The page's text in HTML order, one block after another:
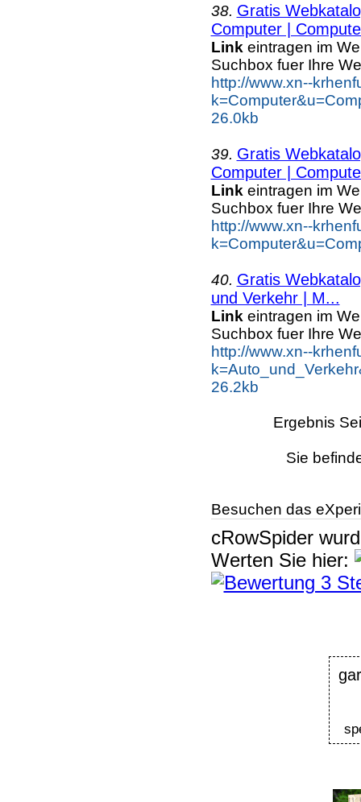
38. Gratis
Computer |
Link eintragen im
Suchbox fuer Ihre
http://www.xn--
26.0kb
39. Gratis
Computer |
Link eintragen im
Suchbox fuer Ihre
http://www.xn--
40. Gratis
und Verkehr | M...
Link eintragen im
Suchbox fuer Ihre
http://www.xn--
26.2kb
Ergebnis
Sie
Besuchen das
cRowSpider
Werten Sie hier: